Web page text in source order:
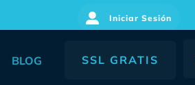
Iniciar Sesión
BLOG SSL GRATIS